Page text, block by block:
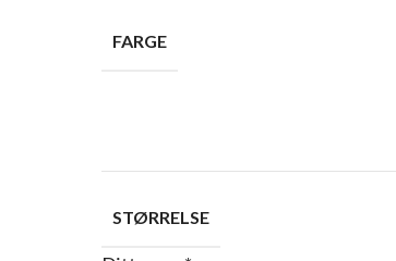
FARGE
STØRRELSE